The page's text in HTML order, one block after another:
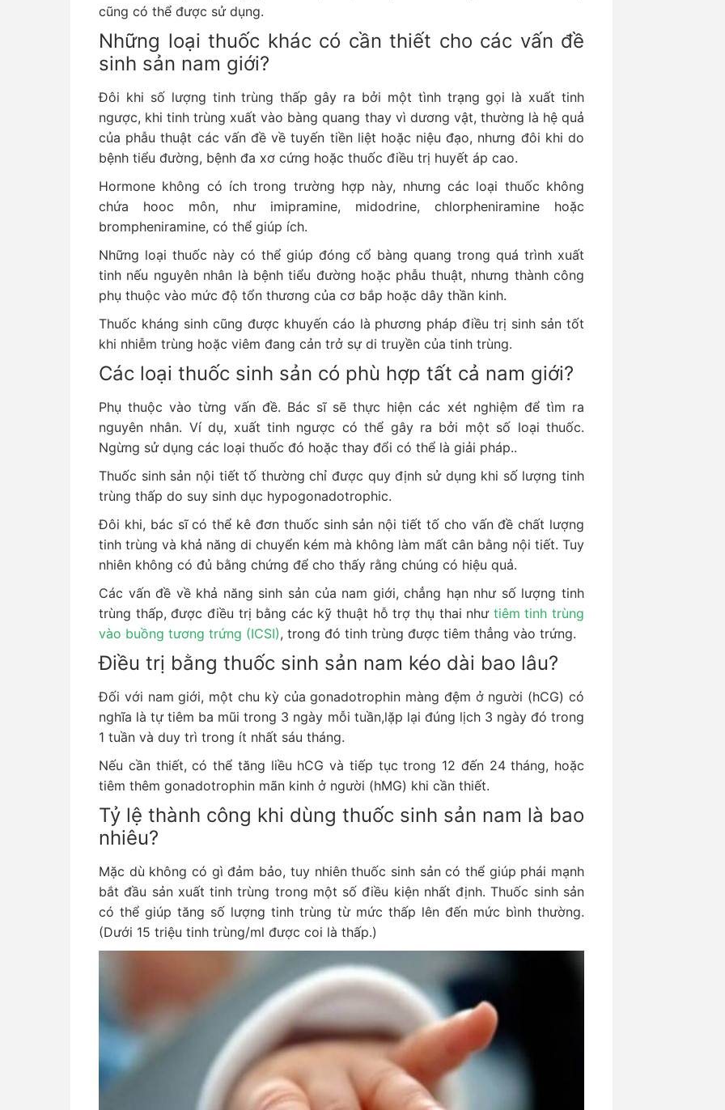
cũng có thể được sử dụng.
Những loại thuốc khác có cần thiết cho các vấn đề
sinh sản nam giới?
Đôi khi số lượng tinh trùng thấp gây ra bởi một tình trạng gọi là xuất tinh
ngược, khi tinh trùng xuất vào bàng quang thay vì dương vật, thường là hệ quả
của phẫu thuật các vấn đề về tuyến tiền liệt hoặc niệu đạo, nhưng đôi khi do
bệnh tiểu đường, bệnh đa xơ cứng hoặc thuốc điều trị huyết áp cao.
Hormone không có ích trong trường hợp này, nhưng các loại thuốc không
chứa hooc môn, như imipramine, midodrine, chlorpheniramine hoặc
brompheniramine, có thể giúp ích.
Những loại thuốc này có thể giúp đóng cổ bàng quang trong quá trình xuất
tinh nếu nguyên nhân là bệnh tiểu đường hoặc phẫu thuật, nhưng thành công
phụ thuộc vào mức độ tổn thương của cơ bắp hoặc dây thần kinh.
Thuốc kháng sinh cũng được khuyến cáo là phương pháp điều trị sinh sản tốt
khi nhiễm trùng hoặc viêm đang cản trở sự di truyền của tinh trùng.
Các loại thuốc sinh sản có phù hợp tất cả nam giới?
Phụ thuộc vào từng vấn đề. Bác sĩ sẽ thực hiện các xét nghiệm để tìm ra
nguyên nhân. Ví dụ, xuất tinh ngược có thể gây ra bởi một số loại thuốc.
Ngừng sử dụng các loại thuốc đó hoặc thay đổi có thể là giải pháp..
Thuốc sinh sản nội tiết tố thường chỉ được quy định sử dụng khi số lượng tinh
trùng thấp do suy sinh dục hypogonadotrophic.
Đôi khi, bác sĩ có thể kê đơn thuốc sinh sản nội tiết tố cho vấn đề chất lượng
tinh trùng và khả năng di chuyển kém mà không làm mất cân bằng nội tiết. Tuy
nhiên không có đủ bằng chứng để cho thấy rằng chúng có hiệu quả.
Các vấn đề về khả năng sinh sản của nam giới, chẳng hạn như số lượng tinh
trùng thấp, được điều trị bằng các kỹ thuật hỗ trợ thụ thai như tiêm tinh trùng
vào buồng tương trứng (ICSI), trong đó tinh trùng được tiêm thẳng vào trứng.
Điều trị bằng thuốc sinh sản nam kéo dài bao lâu?
Đối với nam giới, một chu kỳ của gonadotrophin màng đệm ở người (hCG) có
nghĩa là tự tiêm ba mũi trong 3 ngày mỗi tuần,lặp lại đúng lịch 3 ngày đó trong
1 tuần và duy trì trong ít nhất sáu tháng.
Nếu cần thiết, có thể tăng liều hCG và tiếp tục trong 12 đến 24 tháng, hoặc
tiêm thêm gonadotrophin mãn kinh ở người (hMG) khi cần thiết.
Tỷ lệ thành công khi dùng thuốc sinh sản nam là bao
nhiêu?
Mặc dù không có gì đảm bảo, tuy nhiên thuốc sinh sản có thể giúp phái mạnh
bắt đầu sản xuất tinh trùng trong một số điều kiện nhất định. Thuốc sinh sản
có thể giúp tăng số lượng tinh trùng từ mức thấp lên đến mức bình thường.
(Dưới 15 triệu tinh trùng/ml được coi là thấp.)